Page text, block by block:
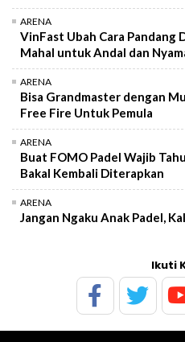
ARENA
VinFast Ubah Cara Pandang
Mahal untuk Andal dan
ARENA
Bisa Grandmaster dengan
Free Fire Untuk Pemula
ARENA
Buat FOMO Padel Wajib
Bakal Kembali Diterapkan
ARENA
Jangan Ngaku Anak Padel,
Ikuti